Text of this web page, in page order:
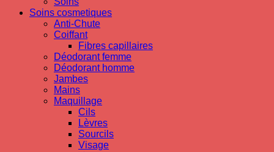
Soins cosmetiques
Anti-Chute
Coiffant
Fibres capillaires
Déodorant femme
Déodorant homme
Jambes
Mains
Maquillage
Cils
Lèvres
Sourcils
Visage